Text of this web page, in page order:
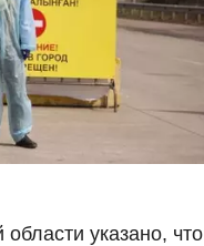
указано, что